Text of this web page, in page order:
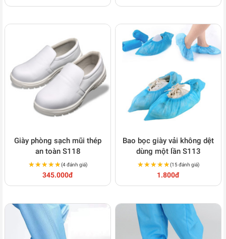
Giày phòng sạch mũi thép
an toàn S118
★★★★★
★★★★★(4 đánh giá)
345.000đ
Bao bọc giày vải không dệt
dùng một lần S113
★★★★★
★★★★★(15 đánh giá)
1.800đ